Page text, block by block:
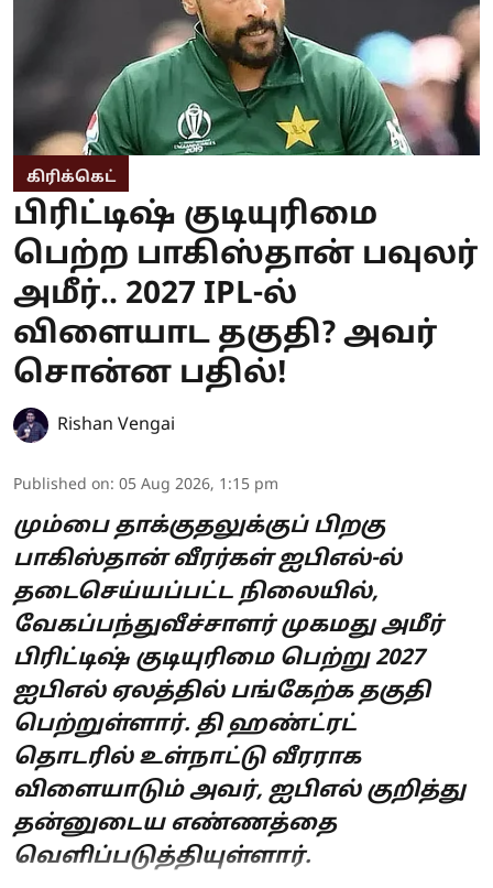
கிரிக்கெட்
பிரிட்டிஷ் குடியுரிமை
பெற்ற பாகிஸ்தான் பவுலர்
அமீர்.. 2027 IPL-ல்
விளையாட தகுதி? அவர்
சொன்ன பதில்!
Rishan Vengai
Published on: 05 Aug 2026, 1:15 pm
மும்பை தாக்குதலுக்குப் பிறகு
பாகிஸ்தான் வீரர்கள் ஐபிஎல்-ல்
தடைசெய்யப்பட்ட நிலையில்,
வேகப்பந்துவீச்சாளர் முகமது அமீர்
பிரிட்டிஷ் குடியுரிமை பெற்று 2027
ஐபிஎல் ஏலத்தில் பங்கேற்க தகுதி
பெற்றுள்ளார். தி ஹண்ட்ரட்
தொடரில் உள்நாட்டு வீரராக
விளையாடும் அவர், ஐபிஎல் குறித்து
தன்னுடைய எண்ணத்தை
வெளிப்படுத்தியுள்ளார்.